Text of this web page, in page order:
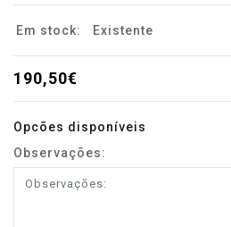
Em stock: Existente
190,50€
Opcões disponíveis
Observações: